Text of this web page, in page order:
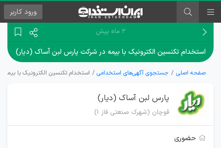
ورود کاربر
۲ ماه پیش
استخدام تکنسین الکترونیک با بیمه در شرکت پارس لبن آساک (دیار)
صفحه اصلی جستجوی آگهی‌های استخدامی استخدام تکنسین الکترونیک با
پارس لبن آساک (دیار)
قوچان (شهرک صنعتی فاز 1)
حضوری